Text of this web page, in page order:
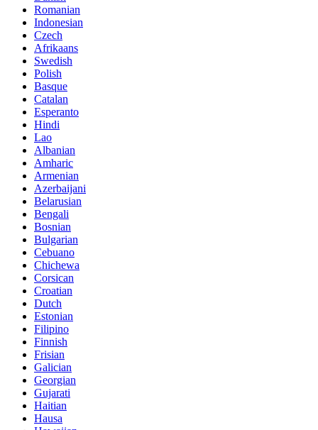
Romanian
Indonesian
Czech
Afrikaans
Swedish
Polish
Basque
Catalan
Esperanto
Hindi
Lao
Albanian
Amharic
Armenian
Azerbaijani
Belarusian
Bengali
Bosnian
Bulgarian
Cebuano
Chichewa
Corsican
Croatian
Dutch
Estonian
Filipino
Finnish
Frisian
Galician
Georgian
Gujarati
Haitian
Hausa